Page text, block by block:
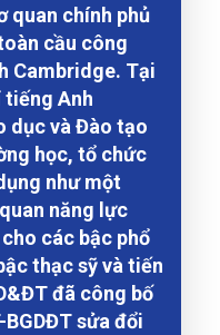
quan chính phủ
cầu công
Cambridge. Tại
Anh
dục và Đào tạo
học, tổ chức
như một
năng lực
các bậc phổ
thạc sỹ và tiến
đã công bố
sửa đổi